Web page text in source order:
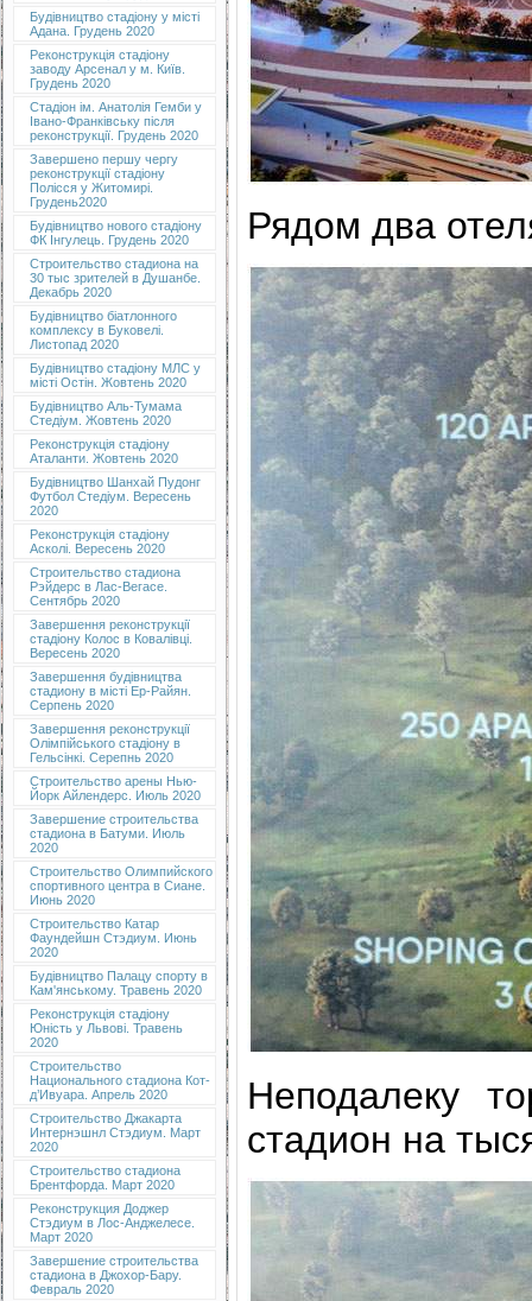
Будівництво стадіону у місті
Адана. Грудень 2020
Реконструкція стадіону
заводу Арсенал у м. Київ.
Грудень 2020
Cтадіон ім. Анатолія Гемби у
Івано-Франківську після
реконструкції. Грудень 2020
Завершено першу чергу
реконструкції стадіону
Полісся у Житомирі.
Грудень2020
Будівництво нового стадіону
ФК Інгулець. Грудень 2020
Строительство стадиона на
30 тыс зрителей в Душанбе.
Декабрь 2020
Будівництво біатлонного
комплексу в Буковелі.
Листопад 2020
Будівництво стадіону МЛС у
місті Остін. Жовтень 2020
Будівництво Аль-Тумама
Стедіум. Жовтень 2020
Реконструкція стадіону
Аталанти. Жовтень 2020
Будівництво Шанхай Пудонг
Футбол Стедіум. Вересень
2020
Реконструкція стадіону
Асколі. Вересень 2020
Строительство стадиона
Рэйдерс в Лас-Вегасе.
Сентябрь 2020
Завершення реконструкції
стадіону Колос в Ковалівці.
Вересень 2020
Завершення будівництва
стадиону в місті Ер-Райян.
Серпень 2020
Завершення реконструкції
Олімпійського стадіону в
Гельсінкі. Серепнь 2020
Строительство арены Нью-
Йорк Айлендерс. Июль 2020
Завершение строительства
стадиона в Батуми. Июль
2020
Строительство Олимпийского
спортивного центра в Сиане.
Июнь 2020
Строительство Катар
Фаундейшн Стэдиум. Июнь
2020
Будівництво Палацу спорту в
Кам'янському. Травень 2020
Реконструкція стадіону
Юність у Львові. Травень
2020
Строительство
Национального стадиона Кот-
д’Ивуара. Апрель 2020
Строительство Джакарта
Интернэшнл Стэдиум. Март
2020
Строительство стадиона
Брентфорда. Март 2020
Реконструкция Доджер
Стэдиум в Лос-Анджелесе.
Март 2020
Завершение строительства
стадиона в Джохор-Бару.
Февраль 2020
Рядом два
Неподалеку
стадион на